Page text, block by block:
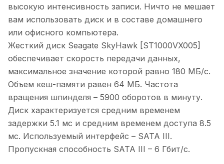
высокую интенсивность записи. Ничто не мешает
вам использовать диск и в составе домашнего
или офисного компьютера.
Жесткий диск Seagate SkyHawk [ST1000VX005]
обеспечивает скорость передачи данных,
максимальное значение которой равно 180 МБ/с.
Объем кеш-памяти равен 64 МБ. Частота
вращения шпинделя – 5900 оборотов в минуту.
Диск характеризуется средним временем
задержки 5.1 мс и средним временем доступа 8.5
мс. Используемый интерфейс – SATA III.
Пропускная способность SATA III – 6 Гбит/с.